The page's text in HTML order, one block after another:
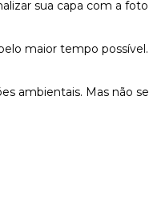
sua capa com a
maior tempo
ambientais. Mas não